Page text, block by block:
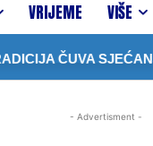
VRIJEME VIŠE
ČUVA SJEĆANJE
- Advertisment -